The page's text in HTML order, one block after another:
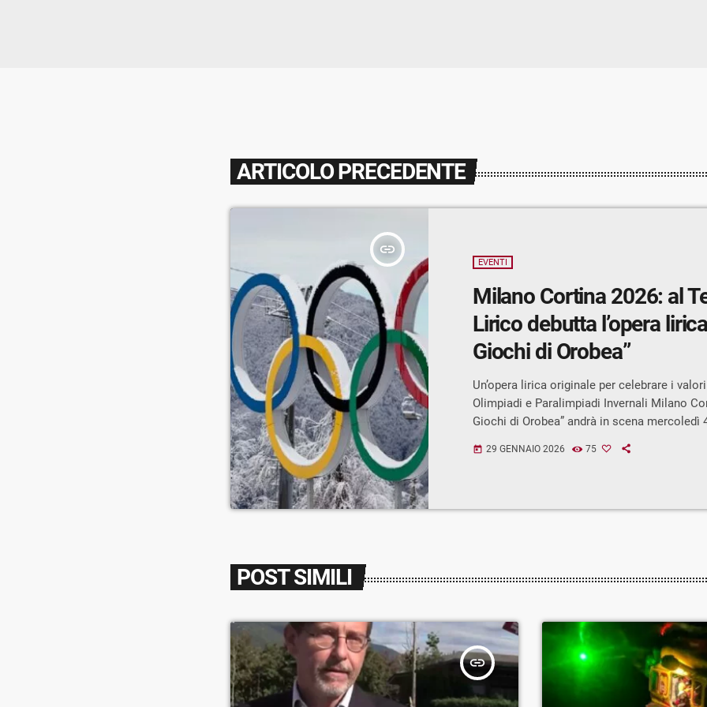
ARTICOLO PRECEDENTE
insert_link
EVENTI
Milano Cortina 2026: al
Lirico debutta l’opera
Giochi di Orobea”
Un’opera lirica originale per celebrare i
Olimpiadi e Paralimpiadi Invernali Milano
Giochi di Orobea” andrà in scena mercoledì
vigilia della cerimonia inaugurale dei Giochi.
Milano Cortina attraverso eventi artistici e
today 29 GENNAIO 2026 75
POST SIMILI
insert_link